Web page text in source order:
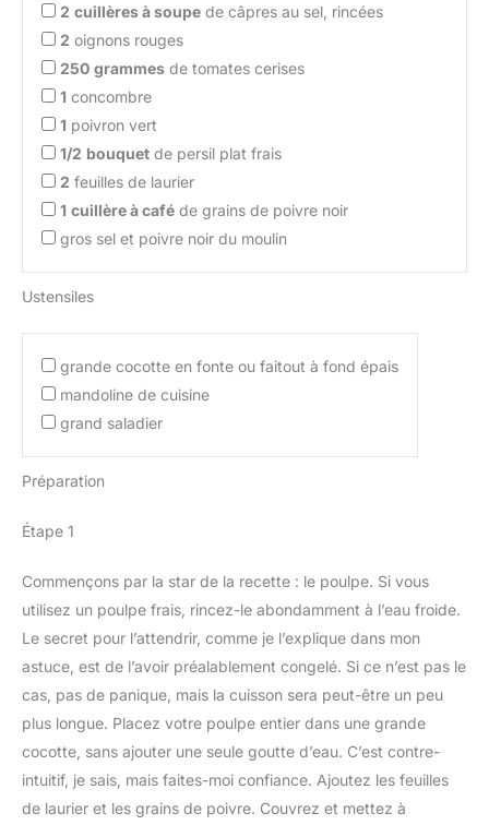
2 cuillères à soupe de câpres au sel, rincées
2 oignons rouges
250 grammes de tomates cerises
1 concombre
1 poivron vert
1/2 bouquet de persil plat frais
2 feuilles de laurier
1 cuillère à café de grains de poivre noir
gros sel et poivre noir du moulin
Ustensiles
grande cocotte en fonte ou faitout à fond épais
mandoline de cuisine
grand saladier
Préparation
Étape 1
Commençons par la star de la recette : le poulpe. Si vous
utilisez un poulpe frais, rincez-le abondamment à l’eau froide.
Le secret pour l’attendrir, comme je l’explique dans mon
astuce, est de l’avoir préalablement congelé. Si ce n’est pas le
cas, pas de panique, mais la cuisson sera peut-être un peu
plus longue. Placez votre poulpe entier dans une grande
cocotte, sans ajouter une seule goutte d’eau. C’est contre-
intuitif, je sais, mais faites-moi confiance. Ajoutez les feuilles
de laurier et les grains de poivre. Couvrez et mettez à